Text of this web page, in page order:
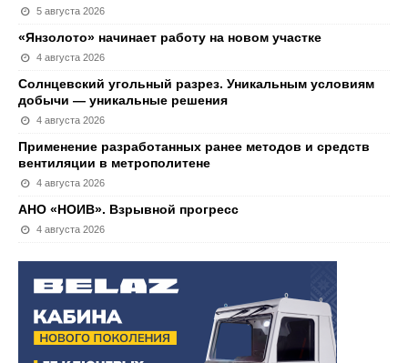
5 августа 2026
«Янзолото» начинает работу на новом участке
4 августа 2026
Солнцевский угольный разрез. Уникальным условиям
добычи — уникальные решения
4 августа 2026
Применение разработанных ранее методов и средств
вентиляции в метрополитене
4 августа 2026
АНО «НОИВ». Взрывной прогресс
4 августа 2026